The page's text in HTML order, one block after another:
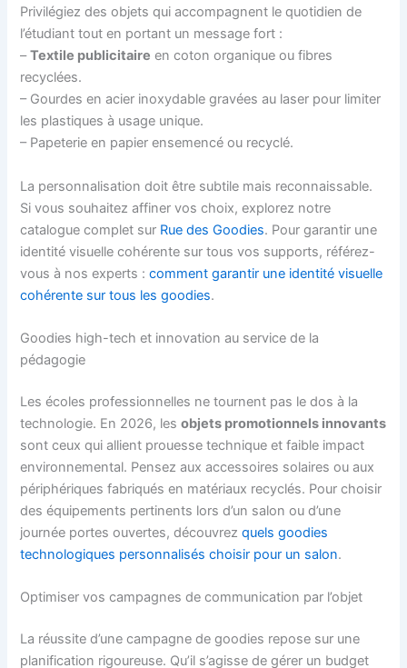
Privilégiez des objets qui accompagnent le quotidien de
l’étudiant tout en portant un message fort :
–Textile publicitaire en coton organique ou fibres
recyclées.
– Gourdes en acier inoxydable gravées au laser pour limiter
les plastiques à usage unique.
– Papeterie en papier ensemencé ou recyclé.
La personnalisation doit être subtile mais reconnaissable.
Si vous souhaitez affiner vos choix, explorez notre
catalogue complet sur Rue des Goodies. Pour garantir une
identité visuelle cohérente sur tous vos supports, référez-
vous à nos experts :comment garantir une identité visuelle
cohérente sur tous les goodies.
Goodies high-tech et innovation au service de la
pédagogie
Les écoles professionnelles ne tournent pas le dos à la
technologie. En 2026, lesobjets promotionnels innovants
sont ceux qui allient prouesse technique et faible impact
environnemental. Pensez aux accessoires solaires ou aux
périphériques fabriqués en matériaux recyclés. Pour choisir
des équipements pertinents lors d’un salon ou d’une
journée portes ouvertes, découvrezquels goodies
technologiques personnalisés choisir pour un salon.
Optimiser vos campagnes de communication par l’objet
La réussite d’une campagne de goodies repose sur une
planification rigoureuse. Qu’il s’agisse de gérer un budget